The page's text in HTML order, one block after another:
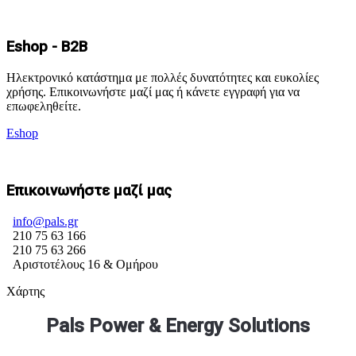
Eshop - B2B
Ηλεκτρονικό κατάστημα με πολλές δυνατότητες και ευκολίες
χρήσης. Επικοινωνήστε μαζί μας ή κάνετε εγγραφή για να
επωφεληθείτε.
Eshop
Επικοινωνήστε μαζί μας
info@pals.gr
210 75 63 166
210 75 63 266
Αριστοτέλους 16 & Ομήρου
Χάρτης
Pals Power & Energy Solutions